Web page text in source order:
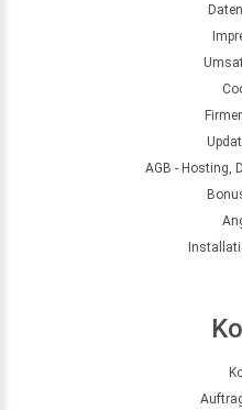
AGB - Hosting,